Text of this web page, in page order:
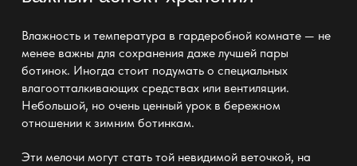
Влажность и температура в гардеробной комнате — не
менее важны для сохранения даже лучшей пары
ботинок. Иногда стоит подумать о специальных
влагоотталкивающих средствах или вентиляции.
Небольшой, но очень ценныйурок в бережном
отношении к зимним ботинкам.
Эти мелочи могут стать той невидимой веточкой, на